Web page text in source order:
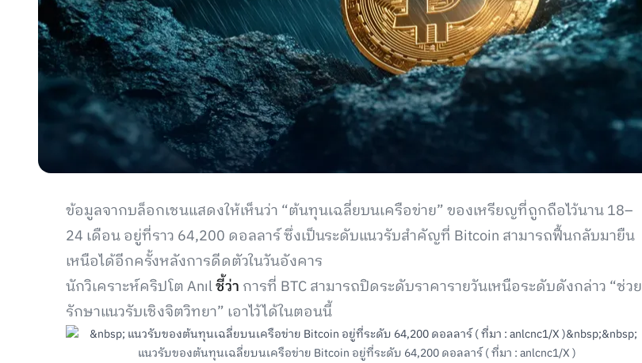
ข้อมูลจากบล็อกเชนแสดงให้เห็นว่า “ต้นทุนเฉลี่ยบนเครือข่าย” ของเหรียญที่ถูกถือไว้นาน 18–
24 เดือน อยู่ที่ราว 64,200 ดอลลาร์ ซึ่งเป็นระดับแนวรับสำคัญที่ Bitcoin สามารถฟื้นกลับมายืน
เหนือได้อีกครั้งหลังการดีดตัวในวันอังคาร
นักวิเคราะห์คริปโต Anılชี้ว่า การที่ BTC สามารถปิดระดับราคารายวันเหนือระดับดังกล่าว “ช่วย
รักษาแนวรับเชิงจิตวิทยา” เอาไว้ได้ในตอนนี้
แนวรับของต้นทุนเฉลี่ยบนเครือข่าย Bitcoin อยู่ที่ระดับ 64,200 ดอลลาร์ ( ที่มา : anlcnc1/X )